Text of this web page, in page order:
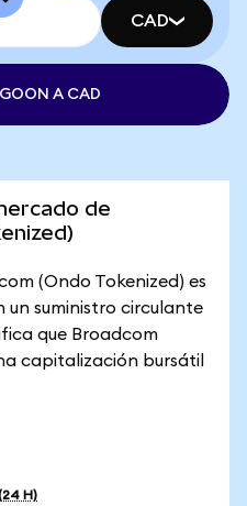
CAD
A CAD
de
(Ondo Tokenized) es
un suministro circulante
que Broadcom
capitalización bursátil
H)